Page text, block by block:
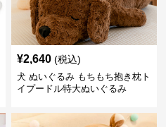
¥2,640 (税込)
犬 ぬいぐるみ もちもち抱き枕ト
イプードル特大ぬいぐるみ